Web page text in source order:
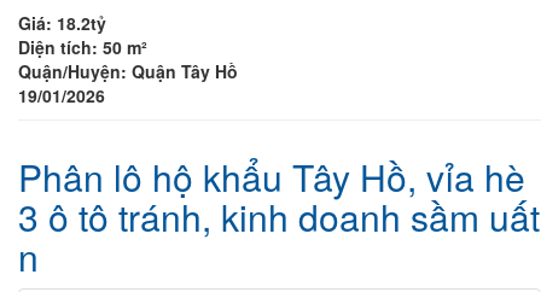
Giá: 18.2tỷ
Diện tích: 50 m²
Quận/Huyện: Quận Tây Hồ
19/01/2026
Phân lô hộ khẩu Tây Hồ, vỉa hè
3 ô tô tránh, kinh doanh sầm uất
n